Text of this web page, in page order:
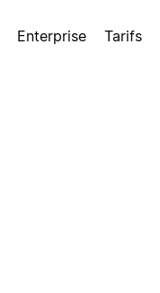
Enterprise Tarifs